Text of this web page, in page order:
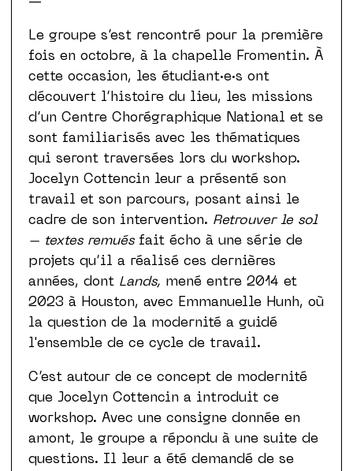
Le groupe s’est rencontré pour la première
fois en octobre, à la chapelle Fromentin. À
cette occasion, les étudiant·e·s ont
découvert l’histoire du lieu, les missions
d’un Centre Chorégraphique National et se
sont familiarisés avec les thématiques
qui seront traversées lors du workshop.
Jocelyn Cottencin leur a présenté son
travail et son parcours, posant ainsi le
cadre de son intervention. Retrouver le sol
– textes remués fait écho à une série de
projets qu’il a réalisé ces dernières
années, dont Lands, mené entre 2014 et
2023 à Houston, avec Emmanuelle Hunh, où
la question de la modernité a guidé
l'ensemble de ce cycle de travail.
C’est autour de ce concept de modernité
que Jocelyn Cottencin a introduit ce
workshop. Avec une consigne donnée en
amont, le groupe a répondu à une suite de
questions. Il leur a été demandé de se